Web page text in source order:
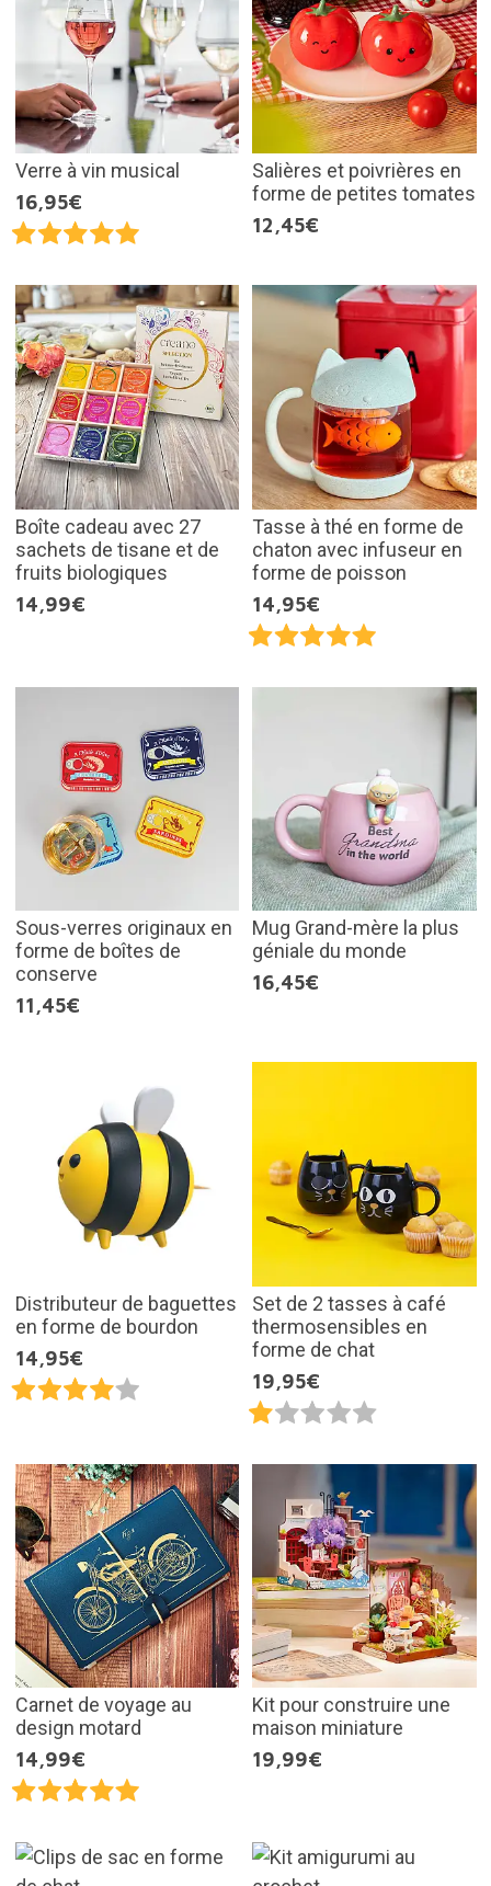
Verre à vin musical
16,95€
Salières et poivrières en
forme de petites tomates
12,45€
Boîte cadeau avec 27
sachets de tisane et de
fruits biologiques
14,99€
Tasse à thé en forme de
chaton avec infuseur en
forme de poisson
14,95€
Sous-verres originaux en
forme de boîtes de
conserve
11,45€
Mug Grand-mère la plus
géniale du monde
16,45€
Distributeur de baguettes
en forme de bourdon
14,95€
Set de 2 tasses à café
thermosensibles en
forme de chat
19,95€
Carnet de voyage au
design motard
14,99€
Kit pour construire une
maison miniature
19,99€